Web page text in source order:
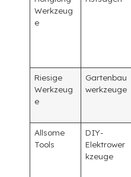
Werkzeug
e
Riesige
Werkzeug
e
Gartenbau
werkzeuge
Allsome
Tools
DIY-
Elektrower
kzeuge